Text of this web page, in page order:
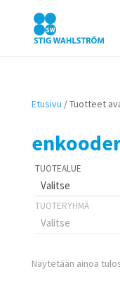
Etusivu / Tuotteet
Valitse
Valitse
Näytetään ainoa